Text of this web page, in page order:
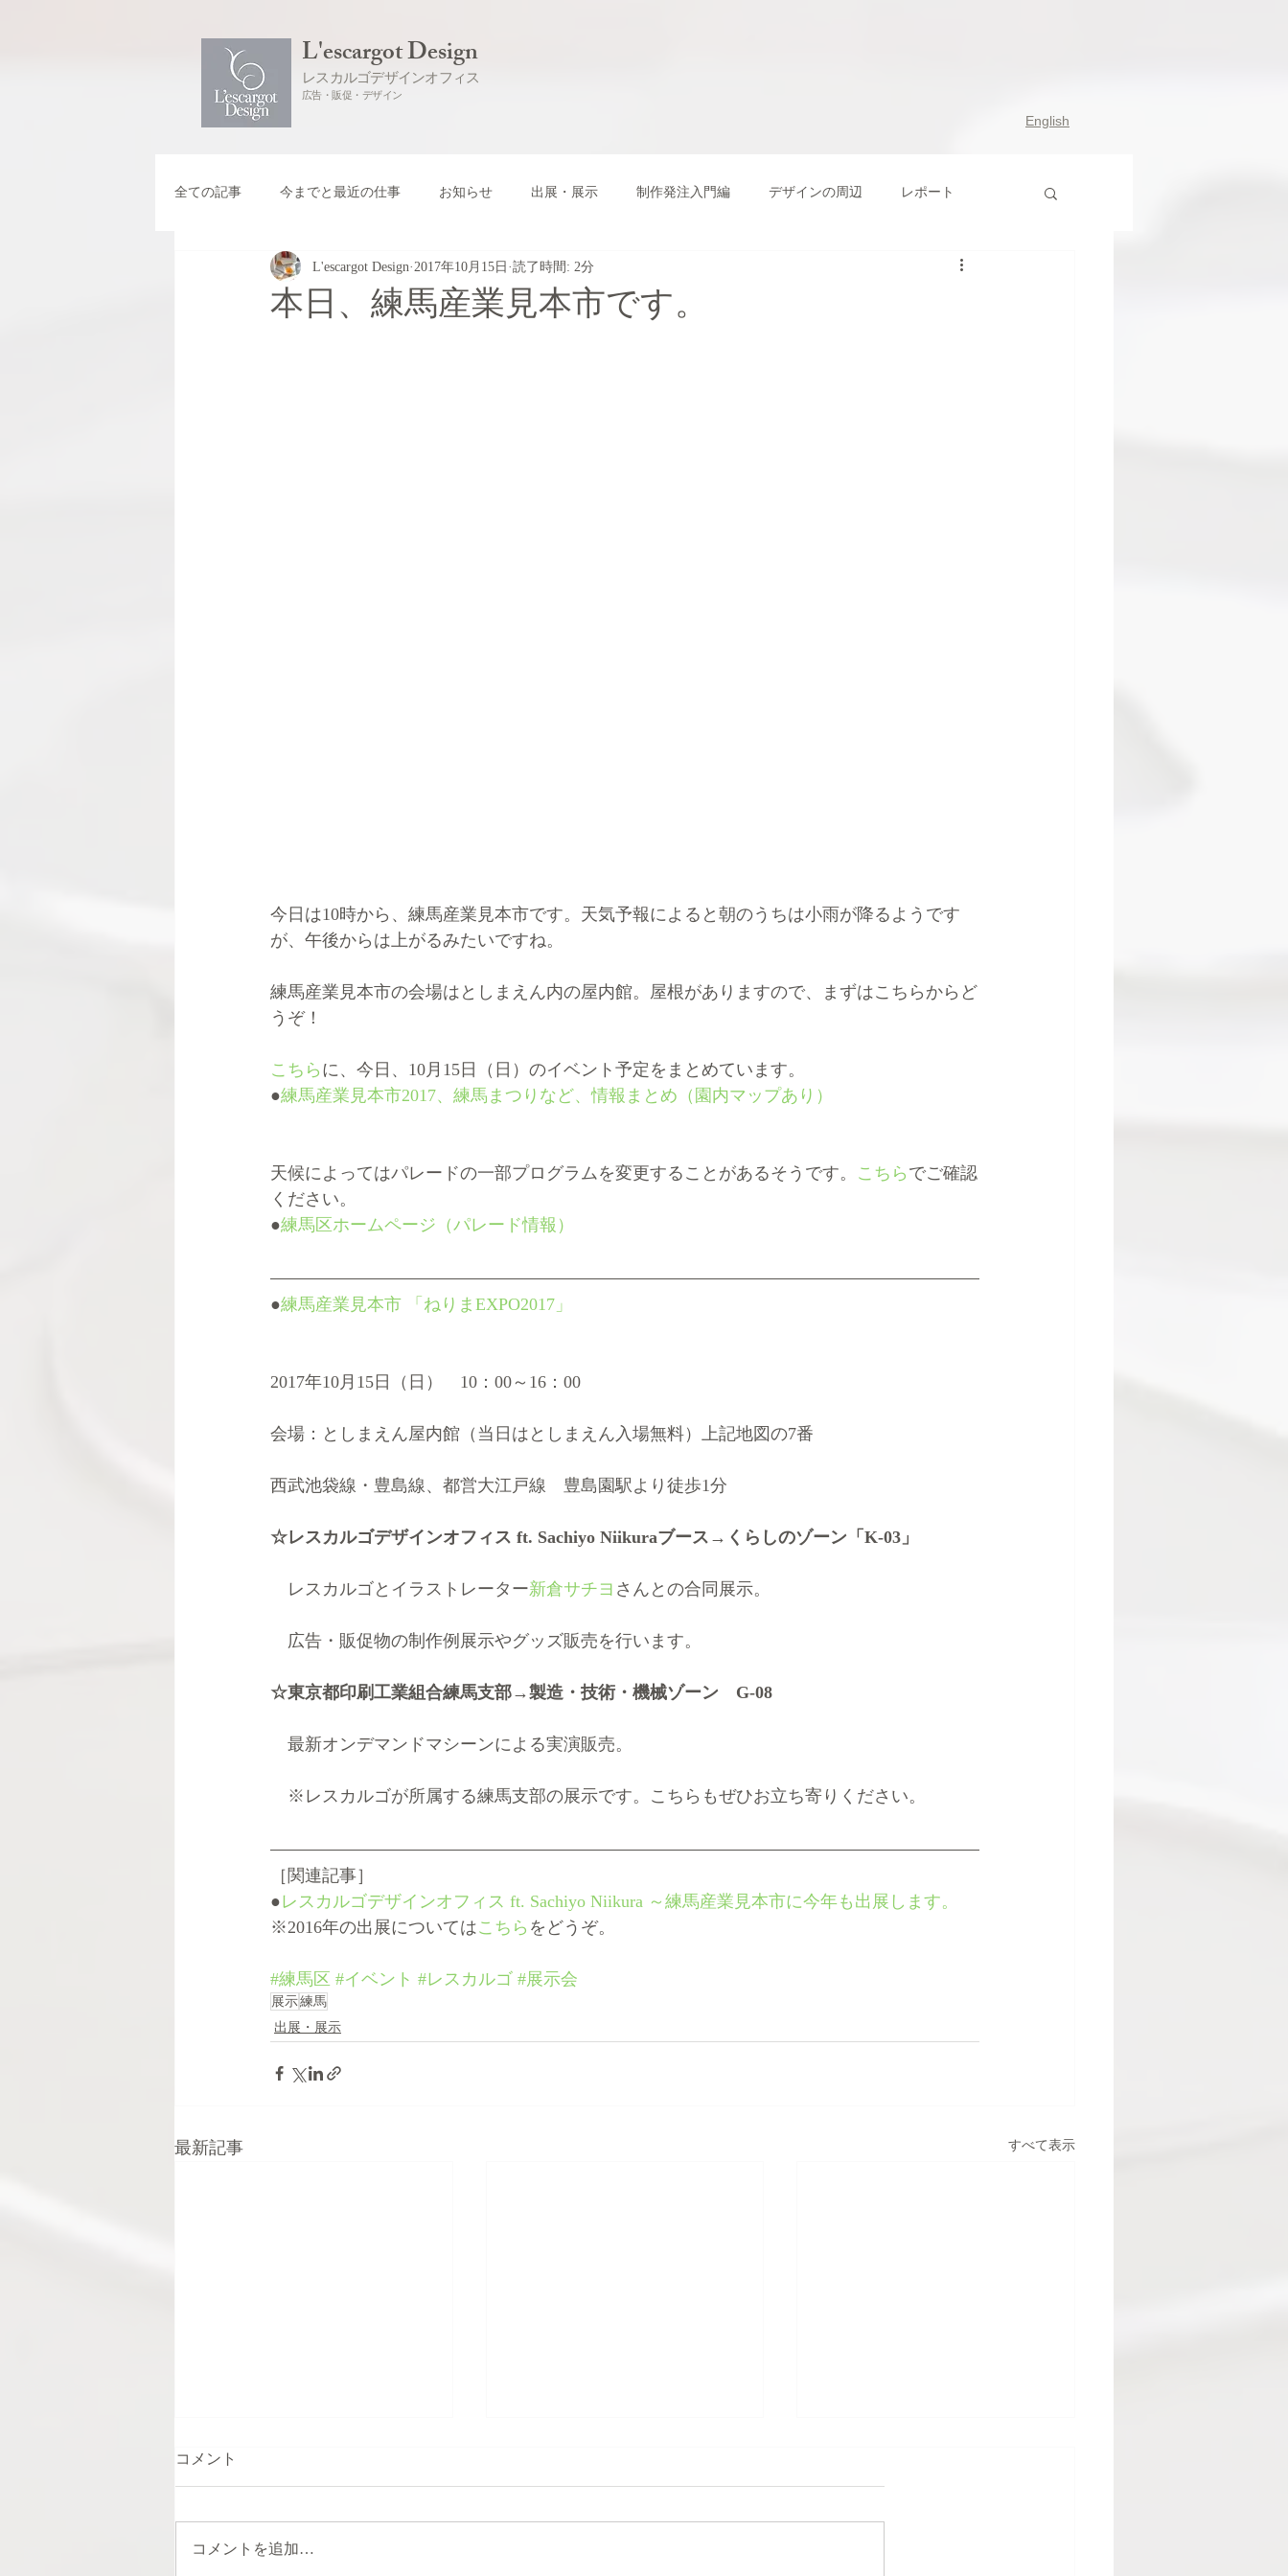
L'escargot Design
レスカルゴデザインオフィス
広告・販促・デザイン
English
全ての記事 今までと最近の仕事 お知らせ 出展・展示 制作発注入門編 デザインの周辺 レポート
本日、練馬産業見本市です。
L'escargot Design 2017年10月15日 読了時間: 2分
今日は10時から、練馬産業見本市です。天気予報によると朝のうちは小雨が降るようです
が、午後からは上がるみたいですね。
練馬産業見本市の会場はとしまえん内の屋内館。屋根がありますので、まずはこちらからど
うぞ！
こちら に、今日、10月15日（日）のイベント予定をまとめています。
●練馬産業見本市2017、練馬まつりなど、情報まとめ（園内マップあり）
天候によってはパレードの一部プログラムを変更することがあるそうです。 こちら でご確認
ください。
●練馬区ホームページ（パレード情報）
●練馬産業見本市 「ねりまEXPO2017」
2017年10月15日（日）　10：00～16：00
会場：としまえん屋内館（当日はとしまえん入場無料）上記地図の7番
西武池袋線・豊島線、都営大江戸線　豊島園駅より徒歩1分
☆レスカルゴデザインオフィス ft. Sachiyo Niikuraブース→くらしのゾーン「K-03」
レスカルゴとイラストレーター新倉サチヨ さんとの合同展示。
広告・販促物の制作例展示やグッズ販売を行います。
☆東京都印刷工業組合練馬支部→製造・技術・機械ゾーン　G-08
最新オンデマンドマシーンによる実演販売。
※レスカルゴが所属する練馬支部の展示です。こちらもぜひお立ち寄りください。
［関連記事］
●レスカルゴデザインオフィス ft. Sachiyo Niikura ～練馬産業見本市に今年も出展します。
※2016年の出展についてはこちら をどうぞ。
#練馬区 #イベント #レスカルゴ #展示会
展示練馬
出展・展示
最新記事 すべて表示
コメント
コメントを追加…